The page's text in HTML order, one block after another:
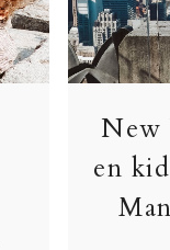
New
en